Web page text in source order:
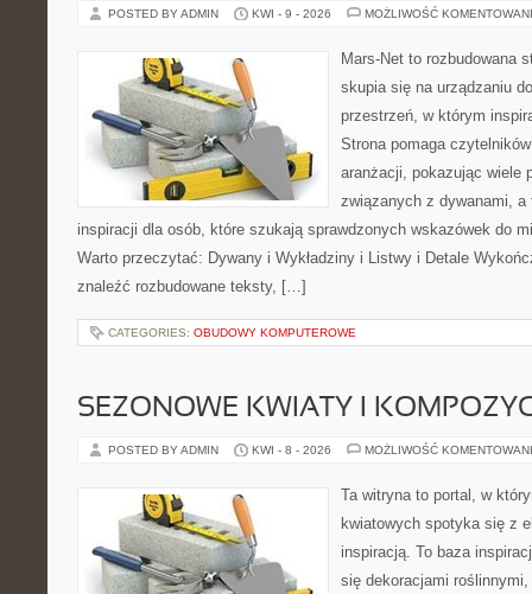
POSTED BY ADMIN KWI - 9 - 2026 MOŻLIWOŚĆ
Mars-Net to rozbudowana
skupia się na urządzaniu
przestrzeń, w którym
Strona pomaga
aranżacji, pokazując wiele
związanych z dywanami, a
inspiracji dla osób, które szukają sprawdzonych wskazówek do
Warto przeczytać: Dywany i Wykładziny i Listwy i Detale
znaleźć rozbudowane teksty, […]
CATEGORIES: OBUDOWY KOMPUTEROWE
SEZONOWE KWIATY I
POSTED BY ADMIN KWI - 8 - 2026 MOŻLIWOŚĆ
Ta witryna to portal, w
kwiatowych spotyka się z
inspiracją. To baza
się dekoracjami